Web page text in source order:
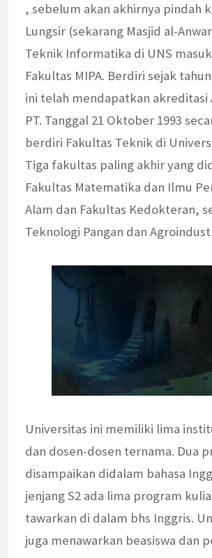
, sebelum akan akhirnya pindah
Lungsir (sekarang Masjid al-
Teknik Informatika di UNS
Fakultas MIPA. Berdiri sejak
ini telah mendapatkan akreditasi
PT. Tanggal 21 Oktober 1993
berdiri Fakultas Teknik di
Tiga fakultas paling akhir yang
Fakultas Matematika dan Ilmu
Alam dan Fakultas Kedokteran,
Teknologi Pangan dan
Universitas ini memiliki lima
dan dosen-dosen ternama. Dua
disampaikan didalam bahasa
jenjang S2 ada lima program
tawarkan di dalam bhs Inggris.
juga menawarkan beasiswa dan